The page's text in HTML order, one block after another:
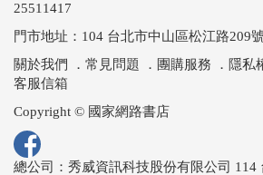
25511417
門市地址：104 台北市中山區松江路209
關於我們
． 常見問題 ． 團購服務 ． 隱私
客服信箱
Copyright © 國家網路書店
總公司：秀威資訊科技股份有限公司 114